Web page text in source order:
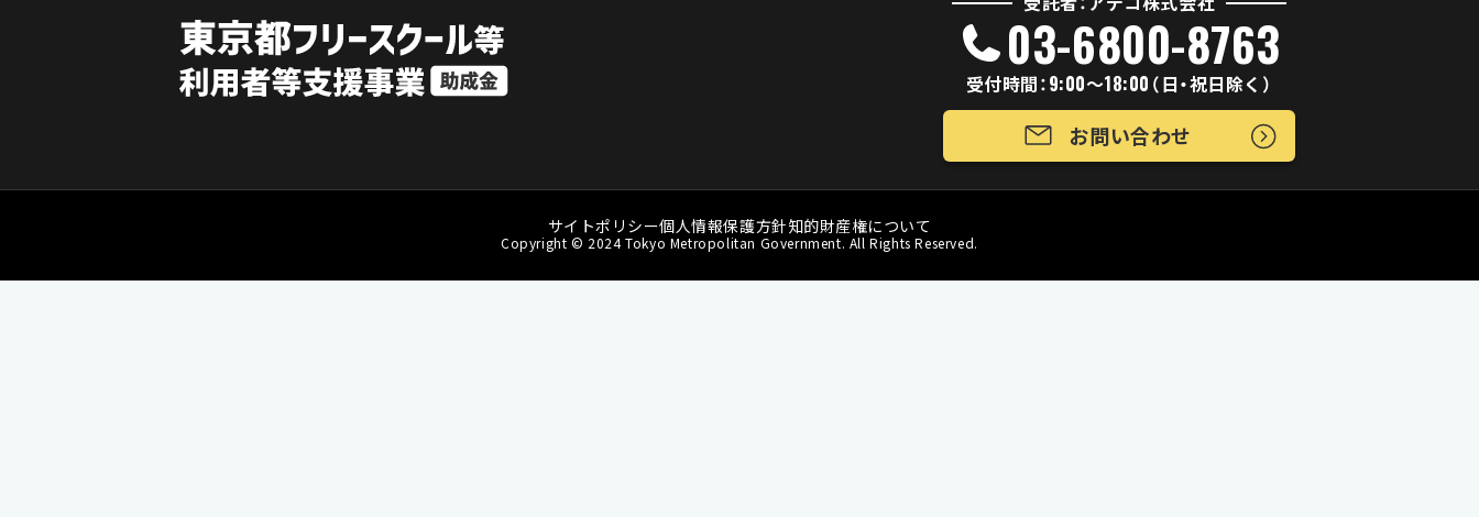
03-6800-8763
受付時間：9:00～18:00（日・祝日除く）
お問い合わせ
サイトポリシー個人情報保護方針知的財産権について
Copyright © 2024 Tokyo Metropolitan Government. All Rights Reserved.